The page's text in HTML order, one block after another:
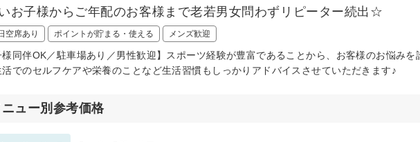
お子様からご年配のお客様まで老若男女問わずリピーター続出☆
空席あり ポイントが貯まる・使える メンズ歓迎
様同伴OK／駐車場あり／男性歓迎】スポーツ経験が豊富であることから、お客様のお悩み
活でのセルフケアや栄養のことなど生活習慣もしっかりアドバイスさせていただきます♪
ニュー別参考価格